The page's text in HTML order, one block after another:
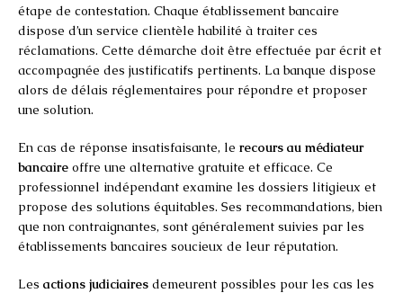
étape de contestation. Chaque établissement bancaire
dispose d’un service clientèle habilité à traiter ces
réclamations. Cette démarche doit être effectuée par écrit et
accompagnée des justificatifs pertinents. La banque dispose
alors de délais réglementaires pour répondre et proposer
une solution.
En cas de réponse insatisfaisante, le recours au médiateur
bancaire offre une alternative gratuite et efficace. Ce
professionnel indépendant examine les dossiers litigieux et
propose des solutions équitables. Ses recommandations, bien
que non contraignantes, sont généralement suivies par les
établissements bancaires soucieux de leur réputation.
Les actions judiciaires demeurent possibles pour les cas les